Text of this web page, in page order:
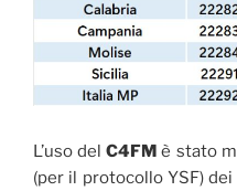
L’uso delC4FM è stato
(per il protocollo YSF) dei